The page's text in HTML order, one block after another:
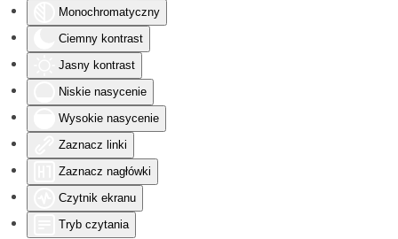
Monochromatyczny
Ciemny kontrast
Jasny kontrast
Niskie nasycenie
Wysokie nasycenie
Zaznacz linki
Zaznacz nagłówki
Czytnik ekranu
Tryb czytania